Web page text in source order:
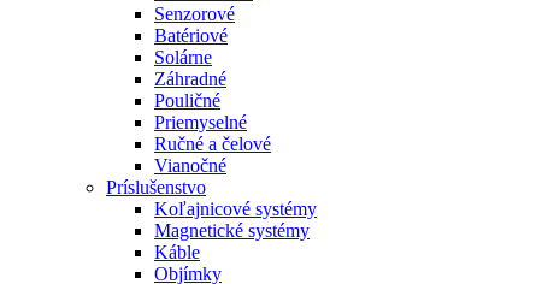
Senzorové
Batériové
Solárne
Záhradné
Pouličné
Priemyselné
Ručné a čelové
Vianočné
Príslušenstvo
Koľajnicové systémy
Magnetické systémy
Káble
Objímky